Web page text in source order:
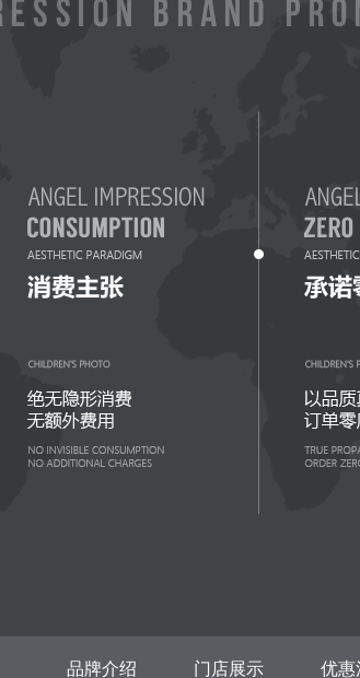
品牌介绍 门店展示 优惠